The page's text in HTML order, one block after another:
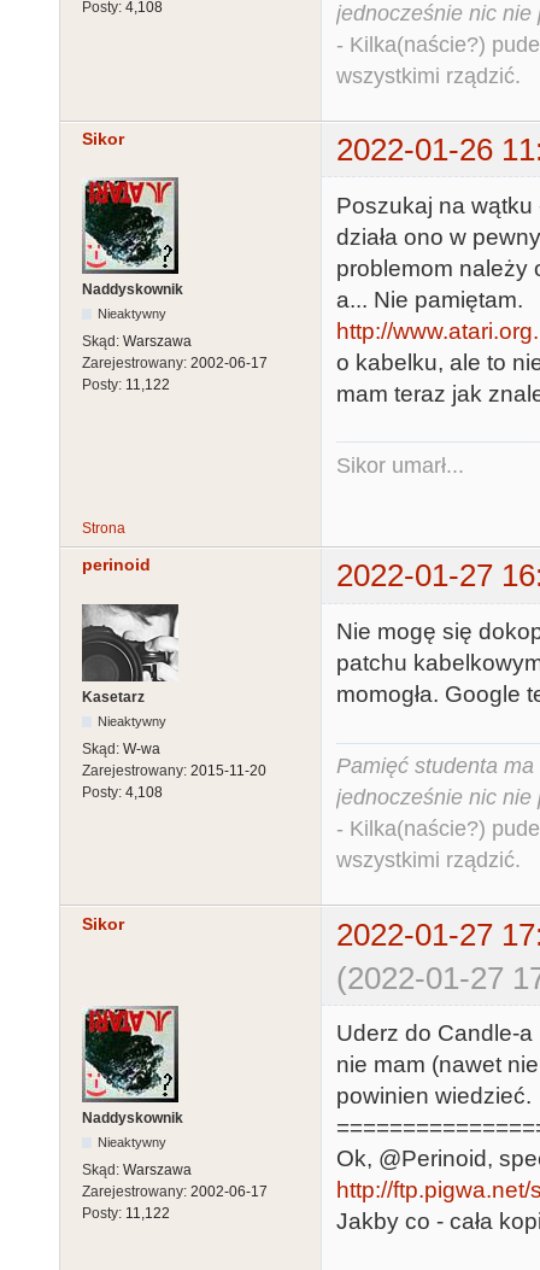
Posty: 4,108
jednocześnie nic nie
- Kilka(naście?)
wszystkimi rządzić.
Sikor 2022-01-26
Naddyskownik
Nieaktywny
Skąd: Warszawa
Zarejestrowany: 2002-06-17
Posty: 11,122
Poszukaj na
działa ono w
problemom należy
a... Nie pamiętam.
http://
o kabelku, ale to
mam teraz jak
Sikor umarł...
Strona
perinoid 2022-01-27
Kasetarz
Nieaktywny
Skąd: W-wa
Zarejestrowany: 2015-11-20
Posty: 4,108
Nie mogę się
patchu
momogła. Google
Pamięć studenta
jednocześnie nic nie
- Kilka(naście?)
wszystkimi rządzić.
Sikor
2022-01-27
(2022-01-27
Naddyskownik
Nieaktywny
Skąd: Warszawa
Zarejestrowany: 2002-06-17
Posty: 11,122
Uderz do Candle-
nie mam (nawet
powinien wiedzieć.
Ok, @Perinoid,
http://
Jakby co - cała